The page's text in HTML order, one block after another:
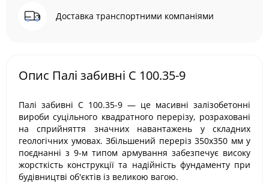
Доставка транспортними компаніями
Опис Палі забивні С 100.35-9
Палі забивні С 100.35-9 — це масивні залізобетонні
вироби суцільного квадратного перерізу, розраховані
на сприйняття значних навантажень у складних
геологічних умовах. Збільшений переріз 350х350 мм у
поєднанні з 9-м типом армування забезпечує високу
жорсткість конструкції та надійність фундаменту при
будівництві об'єктів із великою вагою.